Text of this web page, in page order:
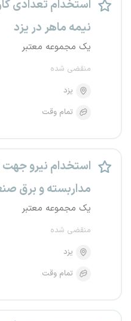
استخدام تعدادی
نیمه ماهر در یزد
یک مجموعه معتبر
منقضی شده
یزد
تمام وقت
استخدام نیرو
مداربسته و برق
یک مجموعه معتبر
منقضی شده
یزد
تمام وقت